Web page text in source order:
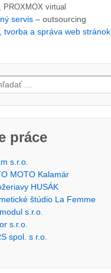
PROXMOX virtual
servis – outsourcing
tvorba a správa web stránok
práce
s.r.o.
MOTO Kalamár
HUSÁK
štúdio La Femme
s.r.o.
s.r.o.
spol. s r.o.